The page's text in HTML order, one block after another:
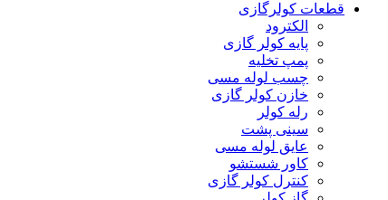
قطعات کولرگازی
الکترود
پایه کولر گازی
پمپ تخلیه
چسب لوله مسی
خازن کولر گازی
رله کولر
سینی پشت
عایق لوله مسی
کاور شستشو
کنترل کولر گازی